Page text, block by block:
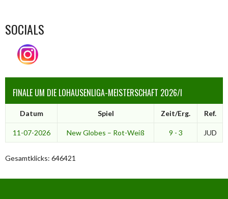
SOCIALS
FINALE UM DIE LOHAUSENLIGA-MEISTERSCHAFT 2026/I
Datum Spiel Zeit/Erg. Ref.
11-07-2026 New Globes – Rot-Weiß 9 - 3 JUD
Gesamtklicks: 646421